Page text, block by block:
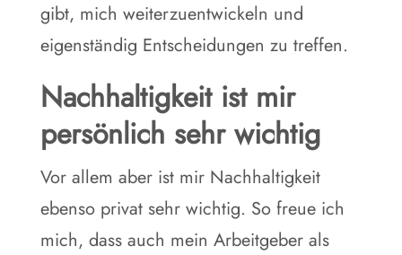
gibt, mich weiterzuentwickeln und
eigenständig Entscheidungen zu treffen.
Nachhaltigkeit ist mir
persönlich sehr wichtig
Vor allem aber ist mir Nachhaltigkeit
ebenso privat sehr wichtig. So freue ich
mich, dass auch mein Arbeitgeber als